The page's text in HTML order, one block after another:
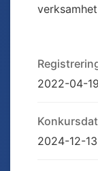
2022-04-19
2024-12-13